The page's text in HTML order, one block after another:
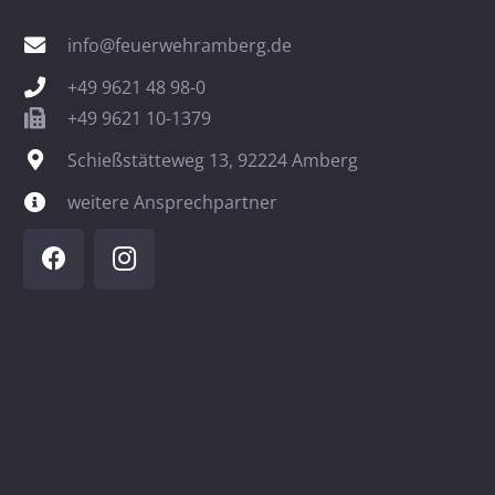
info@feuerwehramberg.de
+49 9621 48 98-0
+49 9621 10-1379
Schießstätteweg 13, 92224 Amberg
weitere Ansprechpartner